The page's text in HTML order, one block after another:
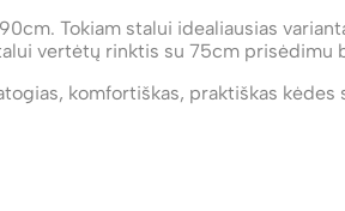
Tokiam stalui idealiausias
vertėtų rinktis su 75cm prisėdimu
komfortiškas, praktiškas kėdes